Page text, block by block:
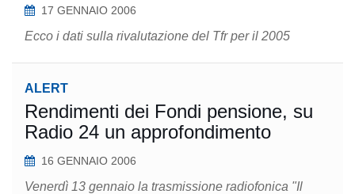
17 GENNAIO 2006
Ecco i dati sulla rivalutazione del Tfr per il 2005
ALERT
Rendimenti dei Fondi pensione, su
Radio 24 un approfondimento
16 GENNAIO 2006
Venerdì 13 gennaio la trasmissione radiofonica "Il